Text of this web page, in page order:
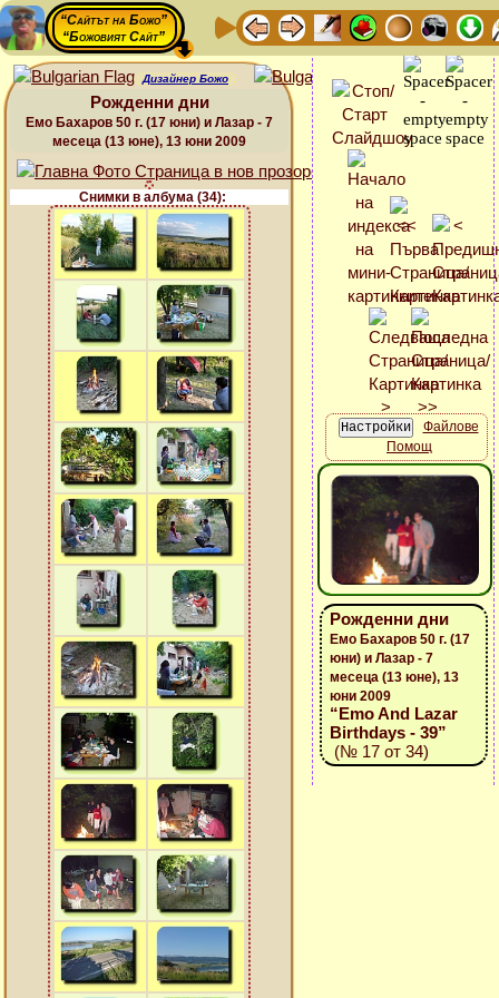
“Сайтът на Божо”
“Божовият Сайт”
Дизайнер Божо
Рожденни дни
Емо Бахаров 50 г. (17 юни) и Лазар - 7
месеца (13 юне), 13 юни 2009
Снимки в албума (34):
Файлове
Помощ
Рожденни дни
Емо Бахаров 50 г. (17
юни) и Лазар - 7
месеца (13 юне), 13
юни 2009
“Emo And Lazar
Birthdays - 39”
(№ 17 от 34)